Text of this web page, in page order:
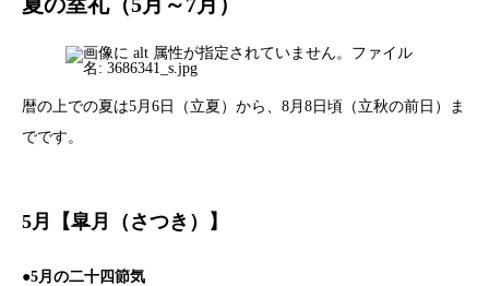
暦の上での夏は5月6日（立夏）から、8月8日頃（立秋の前日）ま
でです。
5月【皐月（さつき）】
●5月の二十四節気